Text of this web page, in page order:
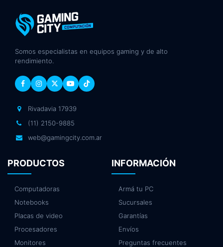
Somos especialistas en equipos gaming y de alto
rendimiento.
Rivadavia 17939
(11) 2150-9885
web@gamingcity.com.ar
PRODUCTOS
Computadoras
Notebooks
Placas de video
Procesadores
Monitores
INFORMACIÓN
Armá tu PC
Sucursales
Garantías
Envíos
Preguntas frecuentes